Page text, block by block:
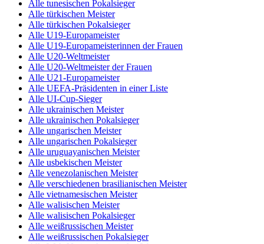
Alle tunesischen Pokalsieger
Alle türkischen Meister
Alle türkischen Pokalsieger
Alle U19-Europameister
Alle U19-Europameisterinnen der Frauen
Alle U20-Weltmeister
Alle U20-Weltmeister der Frauen
Alle U21-Europameister
Alle UEFA-Präsidenten in einer Liste
Alle UI-Cup-Sieger
Alle ukrainischen Meister
Alle ukrainischen Pokalsieger
Alle ungarischen Meister
Alle ungarischen Pokalsieger
Alle uruguayanischen Meister
Alle usbekischen Meister
Alle venezolanischen Meister
Alle verschiedenen brasilianischen Meister
Alle vietnamesischen Meister
Alle walisischen Meister
Alle walisischen Pokalsieger
Alle weißrussischen Meister
Alle weißrussischen Pokalsieger